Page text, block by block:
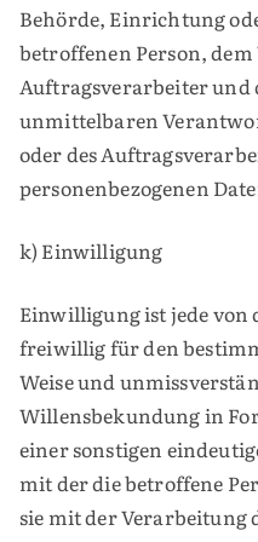
Behörde, Einrichtung
betroffenen Person,
Auftragsverarbeiter und
unmittelbaren
oder des
personenbezogenen
k) Einwilligung
Einwilligung ist jede von
freiwillig für den
Weise und
Willensbekundung in
einer sonstigen
mit der die betroffene
sie mit der Verarbeitung